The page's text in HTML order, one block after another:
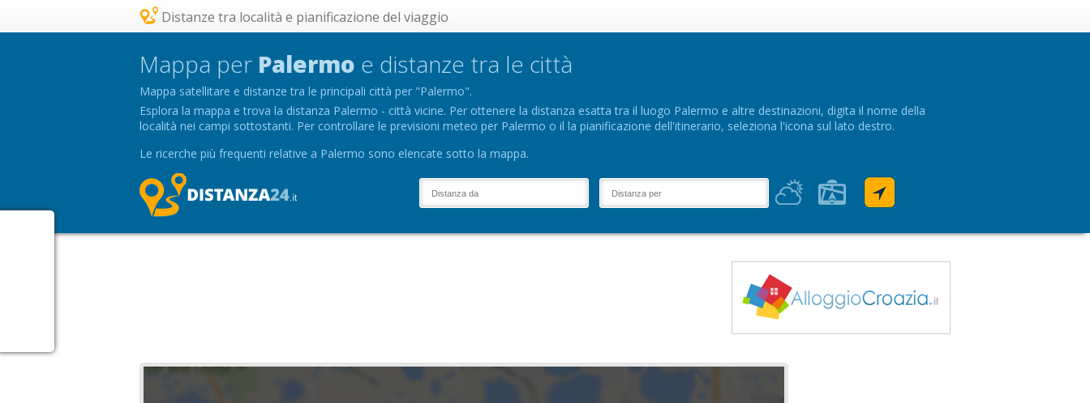
Distanze tra località e pianificazione del viaggio
Mappa per Palermo e distanze tra le città
Mappa satellitare e distanze tra le principali città per "Palermo".
Esplora la mappa e trova la distanza Palermo - città vicine. Per ottenere la distanza esatta tra il luogo Palermo e altre destinazioni, digita il nome della
località nei campi sottostanti. Per controllare le previsioni meteo per Palermo o il la pianificazione dell'itinerario, seleziona l'icona sul lato destro.
Le ricerche più frequenti relative a Palermo sono elencate sotto la mappa.